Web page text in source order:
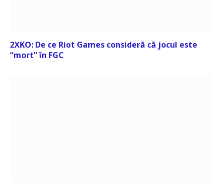
2XKO: De ce Riot Games consideră că jocul este
“mort” în FGC